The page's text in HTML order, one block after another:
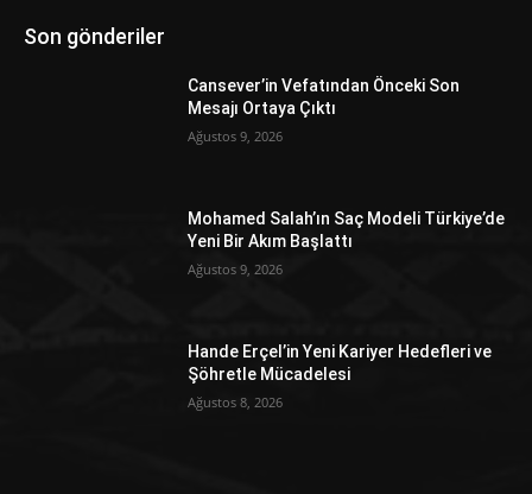
Son gönderiler
Cansever’in Vefatından Önceki Son
Mesajı Ortaya Çıktı
Ağustos 9, 2026
Mohamed Salah’ın Saç Modeli Türkiye’de
Yeni Bir Akım Başlattı
Ağustos 9, 2026
Hande Erçel’in Yeni Kariyer Hedefleri ve
Şöhretle Mücadelesi
Ağustos 8, 2026